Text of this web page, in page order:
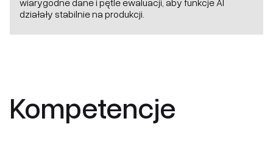
wiarygodne dane i pętle ewaluacji, aby funkcje AI
działały stabilnie na produkcji.
Kompetencje